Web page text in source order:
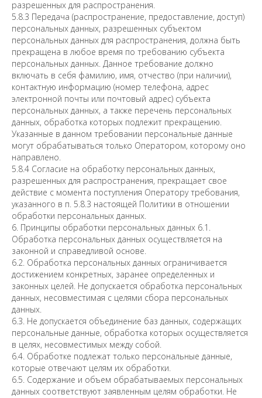
разрешенных для распространения.
5.8.3 Передача (распространение, предоставление, доступ)
персональных данных, разрешенных субъектом
персональных данных для распространения, должна быть
прекращена в любое время по требованию субъекта
персональных данных. Данное требование должно
включать в себя фамилию, имя, отчество (при наличии),
контактную информацию (номер телефона, адрес
электронной почты или почтовый адрес) субъекта
персональных данных, а также перечень персональных
данных, обработка которых подлежит прекращению.
Указанные в данном требовании персональные данные
могут обрабатываться только Оператором, которому оно
направлено.
5.8.4 Согласие на обработку персональных данных,
разрешенных для распространения, прекращает свое
действие с момента поступления Оператору требования,
указанного в п. 5.8.3 настоящей Политики в отношении
обработки персональных данных.
6. Принципы обработки персональных данных 6.1.
Обработка персональных данных осуществляется на
законной и справедливой основе.
6.2. Обработка персональных данных ограничивается
достижением конкретных, заранее определенных и
законных целей. Не допускается обработка персональных
данных, несовместимая с целями сбора персональных
данных.
6.3. Не допускается объединение баз данных, содержащих
персональные данные, обработка которых осуществляется
в целях, несовместимых между собой.
6.4. Обработке подлежат только персональные данные,
которые отвечают целям их обработки.
6.5. Содержание и объем обрабатываемых персональных
данных соответствуют заявленным целям обработки. Не